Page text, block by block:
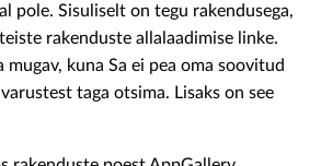
pole. Sisuliselt on tegu rakendusega,
rakenduste allalaadimise linke.
mugav, kuna Sa ei pea oma soovitud
taga otsima. Lisaks on see